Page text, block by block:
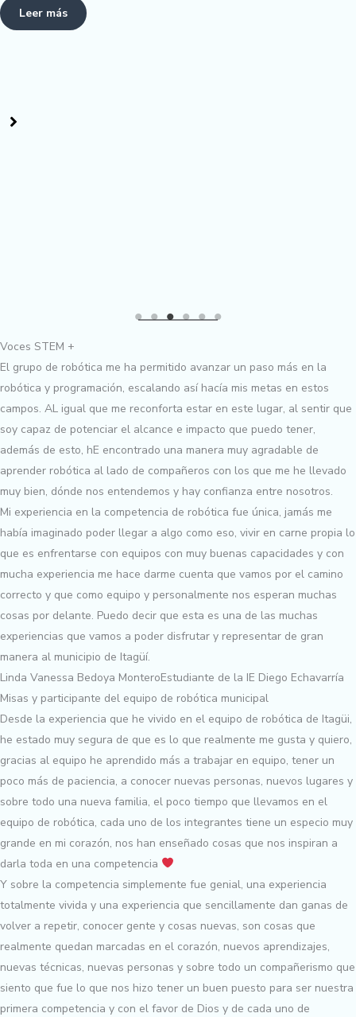
Leer más
Voces STEM +
El grupo de robótica me ha permitido avanzar un paso más en la
robótica y programación, escalando así hacía mis metas en estos
campos. AL igual que me reconforta estar en este lugar, al sentir que
soy capaz de potenciar el alcance e impacto que puedo tener,
además de esto, hE encontrado una manera muy agradable de
aprender robótica al lado de compañeros con los que me he llevado
muy bien, dónde nos entendemos y hay confianza entre nosotros.
Mi experiencia en la competencia de robótica fue única, jamás me
había imaginado poder llegar a algo como eso, vivir en carne propia lo
que es enfrentarse con equipos con muy buenas capacidades y con
mucha experiencia me hace darme cuenta que vamos por el camino
correcto y que como equipo y personalmente nos esperan muchas
cosas por delante. Puedo decir que esta es una de las muchas
experiencias que vamos a poder disfrutar y representar de gran
manera al municipio de Itagüí.
Linda Vanessa Bedoya MonteroEstudiante de la IE Diego Echavarría
Misas y participante del equipo de robótica municipal
Desde la experiencia que he vivido en el equipo de robótica de Itagüi,
he estado muy segura de que es lo que realmente me gusta y quiero,
gracias al equipo he aprendido más a trabajar en equipo, tener un
poco más de paciencia, a conocer nuevas personas, nuevos lugares y
sobre todo una nueva familia, el poco tiempo que llevamos en el
equipo de robótica, cada uno de los integrantes tiene un especio muy
grande en mi corazón, nos han enseñado cosas que nos inspiran a
darla toda en una competencia
Y sobre la competencia simplemente fue genial, una experiencia
totalmente vivida y una experiencia que sencillamente dan ganas de
volver a repetir, conocer gente y cosas nuevas, son cosas que
realmente quedan marcadas en el corazón, nuevos aprendizajes,
nuevas técnicas, nuevas personas y sobre todo un compañerismo que
siento que fue lo que nos hizo tener un buen puesto para ser nuestra
primera competencia y con el favor de Dios y de cada uno de